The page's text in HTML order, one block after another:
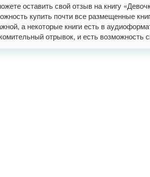
оставить свой отзыв на книгу
купить почти все размещенные
а некоторые книги есть в
отрывок, и есть возможность